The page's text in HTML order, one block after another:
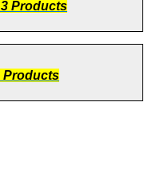
Products
Products